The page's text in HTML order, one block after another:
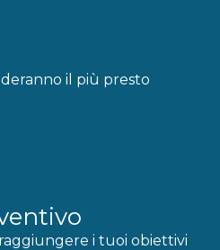
il più presto
i tuoi obiettivi